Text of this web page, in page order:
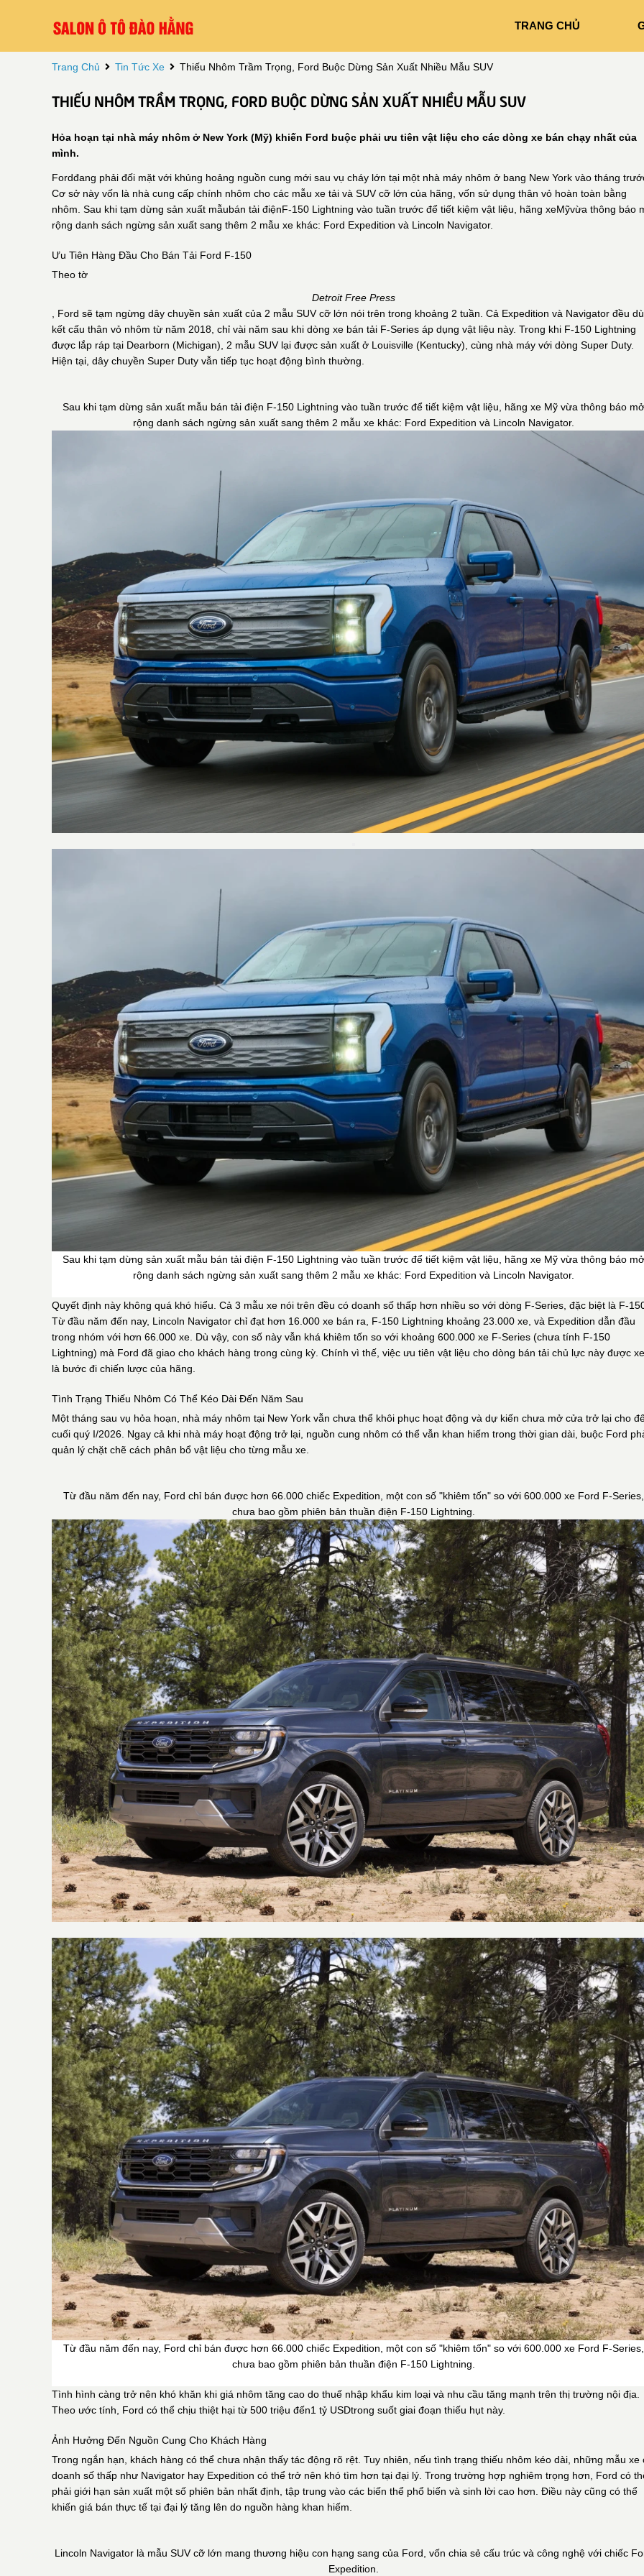
TRANG CHỦ
Trang Chủ Tin Tức Xe Thiếu Nhôm Trầm Trọng, Ford Buộc Dừng Sản Xuất Nhiều Mẫu SUV
THIẾU NHÔM TRẦM TRỌNG, FORD BUỘC DỪNG SẢN XUẤT NHIỀU MẪU SUV
Hỏa hoạn tại nhà máy nhôm ở New York (Mỹ) khiến Ford buộc phải ưu tiên vật liệu cho các dòng xe bán chạy nhất của
mình.
Fordđang phải đối mặt với khủng hoảng nguồn cung mới sau vụ cháy lớn tại một nhà máy nhôm ở bang New York vào tháng
Cơ sở này vốn là nhà cung cấp chính nhôm cho các mẫu xe tải và SUV cỡ lớn của hãng, vốn sử dụng thân vỏ hoàn toàn bằng
nhôm. Sau khi tạm dừng sản xuất mẫubán tải điệnF-150 Lightning vào tuần trước để tiết kiệm vật liệu, hãng xeMỹvừa thông báo
rộng danh sách ngừng sản xuất sang thêm 2 mẫu xe khác: Ford Expedition và Lincoln Navigator.
Ưu Tiên Hàng Đầu Cho Bán Tải Ford F-150
Theo tờ
Detroit Free Press
, Ford sẽ tạm ngừng dây chuyền sản xuất của 2 mẫu SUV cỡ lớn nói trên trong khoảng 2 tuần. Cả Expedition và Navigator đều
kết cấu thân vỏ nhôm từ năm 2018, chỉ vài năm sau khi dòng xe bán tải F-Series áp dụng vật liệu này. Trong khi F-150 Lightning
được lắp ráp tại Dearborn (Michigan), 2 mẫu SUV lại được sản xuất ở Louisville (Kentucky), cùng nhà máy với dòng Super Duty.
Hiện tại, dây chuyền Super Duty vẫn tiếp tục hoạt động bình thường.
Sau khi tạm dừng sản xuất mẫu bán tải điện F-150 Lightning vào tuần trước để tiết kiệm vật liệu, hãng xe Mỹ vừa thông báo mở
rộng danh sách ngừng sản xuất sang thêm 2 mẫu xe khác: Ford Expedition và Lincoln Navigator.
Sau khi tạm dừng sản xuất mẫu bán tải điện F-150 Lightning vào tuần trước để tiết kiệm vật liệu, hãng xe Mỹ vừa thông báo mở
rộng danh sách ngừng sản xuất sang thêm 2 mẫu xe khác: Ford Expedition và Lincoln Navigator.
Quyết định này không quá khó hiểu. Cả 3 mẫu xe nói trên đều có doanh số thấp hơn nhiều so với dòng F-Series, đặc biệt là F-
Từ đầu năm đến nay, Lincoln Navigator chỉ đạt hơn 16.000 xe bán ra, F-150 Lightning khoảng 23.000 xe, và Expedition dẫn đầu
trong nhóm với hơn 66.000 xe. Dù vậy, con số này vẫn khá khiêm tốn so với khoảng 600.000 xe F-Series (chưa tính F-150
Lightning) mà Ford đã giao cho khách hàng trong cùng kỳ. Chính vì thế, việc ưu tiên vật liệu cho dòng bán tải chủ lực này được
là bước đi chiến lược của hãng.
Tình Trạng Thiếu Nhôm Có Thể Kéo Dài Đến Năm Sau
Một tháng sau vụ hỏa hoạn, nhà máy nhôm tại New York vẫn chưa thể khôi phục hoạt động và dự kiến chưa mở cửa trở lại cho
cuối quý I/2026. Ngay cả khi nhà máy hoạt động trở lại, nguồn cung nhôm có thể vẫn khan hiếm trong thời gian dài, buộc Ford
quản lý chặt chẽ cách phân bổ vật liệu cho từng mẫu xe.
Từ đầu năm đến nay, Ford chỉ bán được hơn 66.000 chiếc Expedition, một con số "khiêm tốn" so với 600.000 xe Ford F-Series,
chưa bao gồm phiên bản thuần điện F-150 Lightning.
Từ đầu năm đến nay, Ford chỉ bán được hơn 66.000 chiếc Expedition, một con số "khiêm tốn" so với 600.000 xe Ford F-Series,
chưa bao gồm phiên bản thuần điện F-150 Lightning.
Tình hình càng trở nên khó khăn khi giá nhôm tăng cao do thuế nhập khẩu kim loại và nhu cầu tăng mạnh trên thị trường nội địa.
Theo ước tính, Ford có thể chịu thiệt hại từ 500 triệu đến1 tỷ USDtrong suốt giai đoạn thiếu hụt này.
Ảnh Hưởng Đến Nguồn Cung Cho Khách Hàng
Trong ngắn hạn, khách hàng có thể chưa nhận thấy tác động rõ rệt. Tuy nhiên, nếu tình trạng thiếu nhôm kéo dài, những mẫu xe
doanh số thấp như Navigator hay Expedition có thể trở nên khó tìm hơn tại đại lý. Trong trường hợp nghiêm trọng hơn, Ford có
phải giới hạn sản xuất một số phiên bản nhất định, tập trung vào các biến thể phổ biến và sinh lời cao hơn. Điều này cũng có thể
khiến giá bán thực tế tại đại lý tăng lên do nguồn hàng khan hiếm.
Lincoln Navigator là mẫu SUV cỡ lớn mang thương hiệu con hạng sang của Ford, vốn chia sẻ cấu trúc và công nghệ với chiếc
Expedition.